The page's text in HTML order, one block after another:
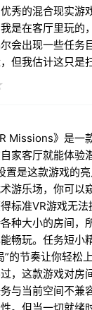
秀的混合现实游
是在客厅里玩的
会出现一些任务
但我估计这只是
Missions》是一
家客厅就能体验
置是这款游戏的
游乐场，你可以
标准VR游戏无
种大小的房间，
畅玩。任务短小
”的节奏让你轻松
，这款游戏对房
与当前空间不兼